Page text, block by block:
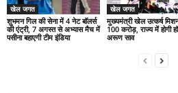
खेल जगत
शुभमन गिल की सेना में 4 नेट बॉलर्स
की एंट्री, 7 अगस्त से अभ्यास मैच में
पसीना बहाएगी टीम इंडिया
खेल जगत
मुख्यमंत्री खेल उत्कर्ष
100 करोड़, राज्य में होगी
अरूण साव